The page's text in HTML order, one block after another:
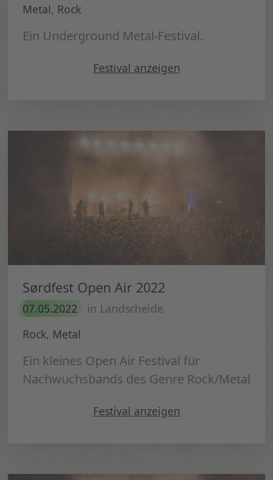
Metal, Rock
Ein Underground Metal-Festival.
Festival " A Chance For Metal
anzeigen
Sørdfest Open Air 2022
07.05.2022
in Landscheide
Rock, Metal
Ein kleines Open Air Festival für
Nachwuchsbands des Genre Rock/Metal
Festival " Sørdfest Open Air 2022"
anzeigen